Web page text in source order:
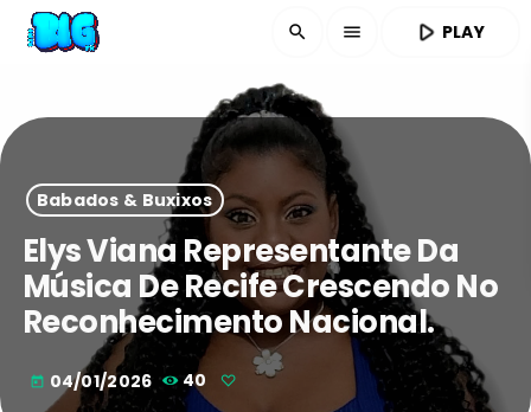
search menu play_arrow PLAY
Babados & Buxixos
Elys Viana Representante Da
Música De Recife Crescendo No
Reconhecimento Nacional.
today 04/01/2026 40